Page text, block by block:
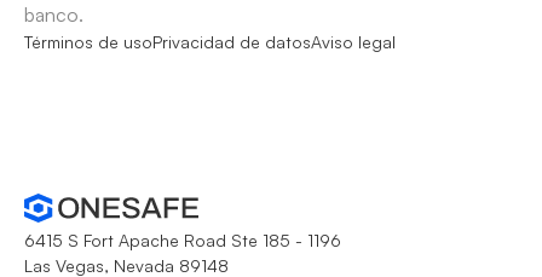
banco.
Términos de usoPrivacidad de datosAviso legal
6415 S Fort Apache Road Ste 185 - 1196
Las Vegas, Nevada 89148